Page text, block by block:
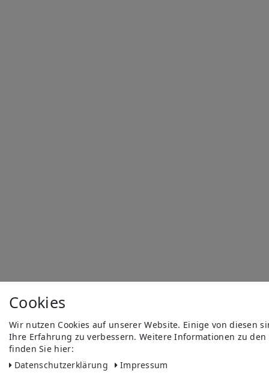
Cookies
Wir nutzen Cookies auf unserer Website. Einige von diesen
Ihre Erfahrung zu verbessern. Weitere Informationen zu
finden Sie hier:
Daten­schutz­erklärung
Impressum